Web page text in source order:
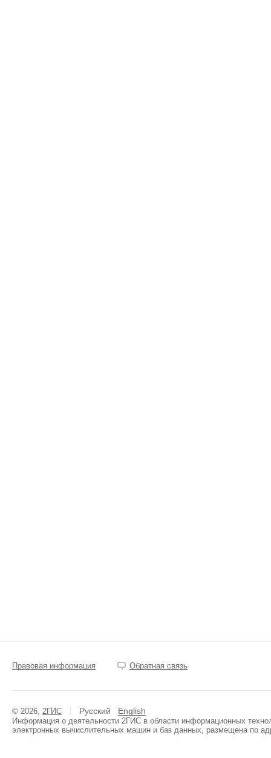
Правовая информация Обратная связь
© 2026, 2ГИС Русский English
Информация о деятельности 2ГИС в области информационных
электронных вычислительных машин и баз данных, размещена по